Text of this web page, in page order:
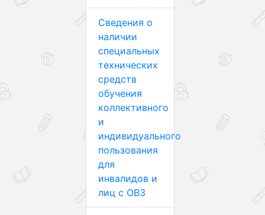
Сведения о
наличии
специальных
технических
средств
обучения
коллективного
и
индивидуального
пользования
для
инвалидов и
лиц с ОВЗ